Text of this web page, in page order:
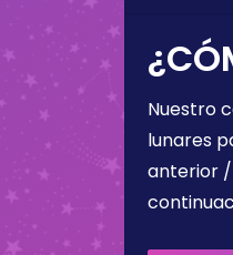
Nuestro
lunares
anterior /